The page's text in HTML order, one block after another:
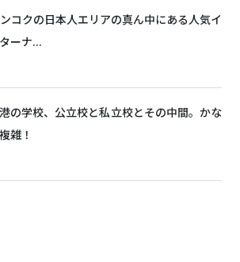
コクの日本人エリアの真ん中にある人気イ
ーナ...
の学校、公立校と私立校とその中間。かな
雑！